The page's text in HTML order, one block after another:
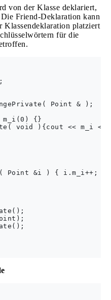
von der Klasse deklariert,
Friend-Deklaration kann
Klassendeklaration platziert
für die
Point & );
m_i(0) {}
void ){cout << m_i
( Point &i ) { i.m_i++;